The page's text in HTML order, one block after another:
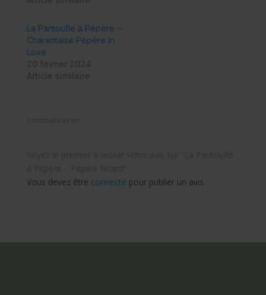
La Pantoufle à Pépère –
Charentaise Pépère In
Love
Commentaires
Soyez le premier à laisser votre avis sur “La Pantoufle
à Pépère – Pépère fêtard”
Vous devez être connecté pour publier un avis.